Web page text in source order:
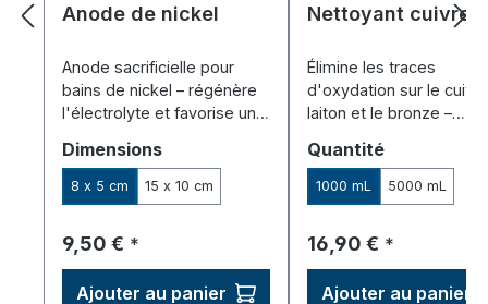
Anode de nickel
Anode sacrificielle pour
bains de nickel – régénère
l'électrolyte et favorise un
Sélectionnez
Dimensions
8 x 5 cm 15 x 10 cm
Prix régulier :
9,50 € *
Ajouter au panier
Nettoyant cuivre
Élimine les traces
d'oxydation sur le
laiton et le bronze –
également utilisable
comme pré-nettoyant
galvanique.
Sélectionnez
Quantité
1000 mL 5000 mL
Prix régulier :
16,90 € *
Ajouter au panier